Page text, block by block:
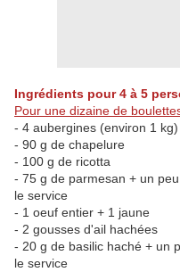
Ingrédients pour 4 à 5
Pour une dizaine de
- 4 aubergines (environ 1 kg)
- 90 g de chapelure
- 100 g de ricotta
- 75 g de parmesan + un
le service
- 1 oeuf entier + 1 jaune
- 2 gousses d'ail hachées
- 20 g de basilic haché + un
le service